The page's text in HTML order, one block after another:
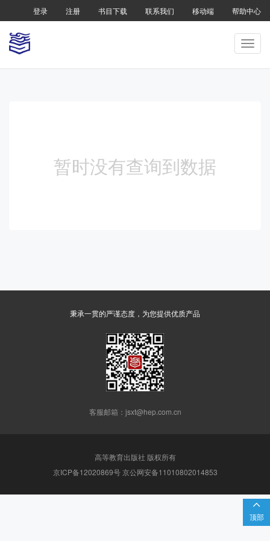
登录 注册 书目下载 联系我们 移动端 帮助中心

顶部
暂时没有查询到数据
秉承一贯的严谨态度，为您提供优质产品
客服邮箱：jsxt@hep.com.cn
高等教育出版社 版权所有
京ICP备12020869号 京公网安备11010802014853